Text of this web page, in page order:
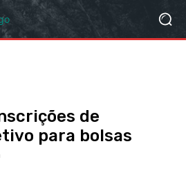
de
para bolsas